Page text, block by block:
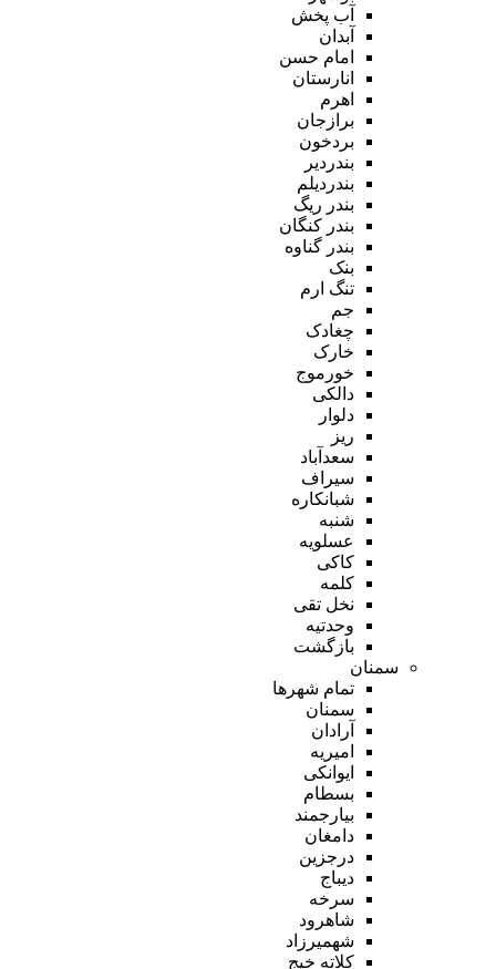
آب پخش
آبدان
امام حسن
انارستان
اهرم
برازجان
بردخون
بندردیر
بندردیلم
بندر ریگ
بندر کنگان
بندر گناوه
بنک
تنگ ارم
جم
چغادک
خارک
خورموج
دالکی
دلوار
ریز
سعدآباد
سیراف
شبانکاره
شنبه
عسلویه
کاکی
کلمه
نخل تقی
وحدتیه
بازگشت
سمنان
تمام شهر‌ها
سمنان
آرادان
امیریه
ایوانکی
بسطام
بیارجمند
دامغان
درجزین
دیباج
سرخه
شاهرود
شهمیرزاد
کلاته خیج